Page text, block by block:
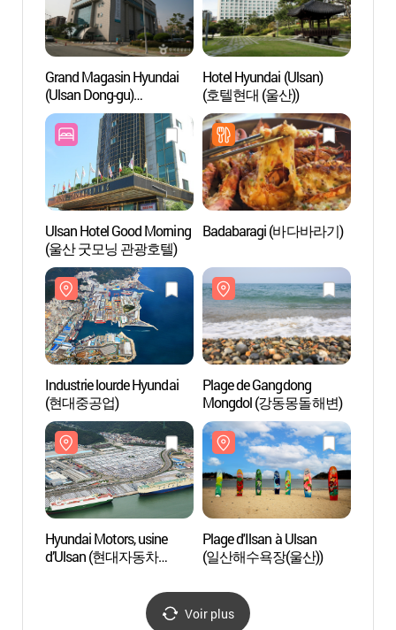
Grand Magasin Hyundai
(Ulsan Dong-gu)
(현대백화점-울산동구점)
Hotel Hyundai (Ulsan)
(호텔현대 (울산))
Ulsan Hotel Good Morning
(울산 굿모닝 관광호텔)
Badabaragi (바다바라기)
Industrie lourde Hyundai
(현대중공업)
Plage de Gangdong
Mongdol (강동몽돌해변)
Hyundai Motors, usine
d’Ulsan (현대자동차
Plage d'Ilsan à Ulsan
(일산해수욕장(울산))
Voir plus